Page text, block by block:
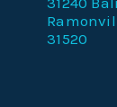
31520